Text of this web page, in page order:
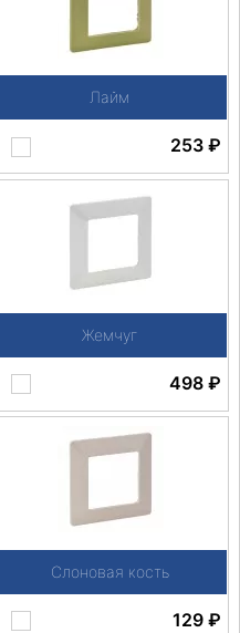
Лайм
253 ₽
Жемчуг
498 ₽
Слоновая кость
129 ₽